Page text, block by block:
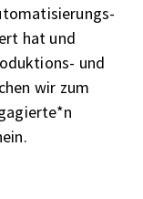
hat und
und
wir zum